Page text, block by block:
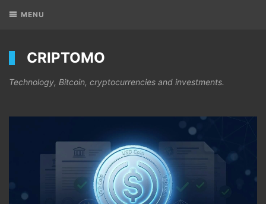
MENU
CRIPTOMO
Technology, Bitcoin, cryptocurrencies and investments.